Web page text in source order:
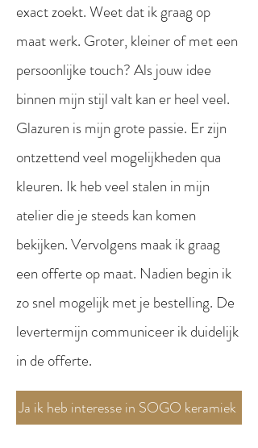
exact zoekt. Weet dat ik graag op
maat werk. Groter, kleiner of met een
persoonlijke touch? Als jouw idee
binnen mijn stijl valt kan er heel veel.
Glazuren is mijn grote passie. Er zijn
ontzettend veel mogelijkheden qua
kleuren. Ik heb veel stalen in mijn
atelier die je steeds kan komen
bekijken. Vervolgens maak ik graag
een offerte op maat. Nadien begin ik
zo snel mogelijk met je bestelling. De
levertermijn communiceer ik duidelijk
in de offerte.
Ja ik heb interesse in SOGO keramiek